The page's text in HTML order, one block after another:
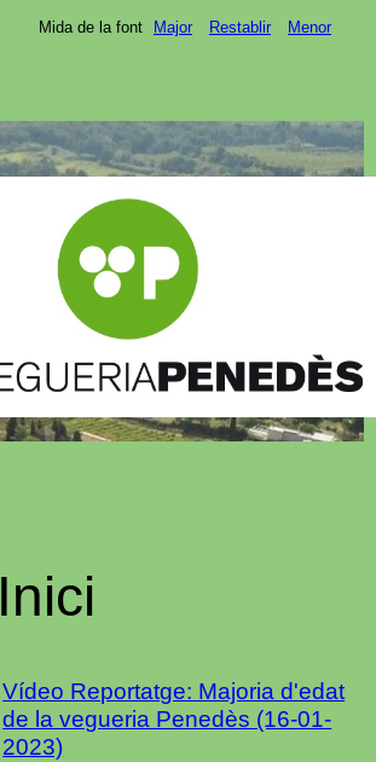
Mida de la font Major Restablir Menor
Inici
Vídeo Reportatge: Majoria d'edat
de la vegueria Penedès (16-01-
2023)